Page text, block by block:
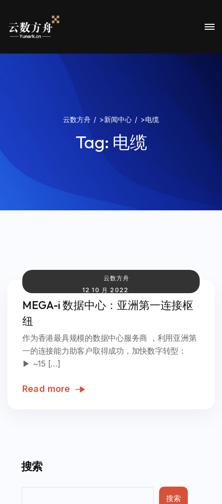
云数方舟 >新闻中心 >电缆
Tag: 电缆
云数方舟
12 10 月 2022
MEGA-i 数据中心：亚洲第一连接枢
纽
作为香港最具规模的数据中心服务商 ，利用亚洲第
一的连接能力助客户取得成功，加快数字转型：
▶ ~15 […]
Read more
搜索
搜索